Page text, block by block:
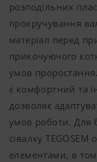
розподільних
прокручування
матеріал перед
прикочуючого
умов
є комфортний та
дозволяє
умов роботи. Для
сівалку
елементами, в